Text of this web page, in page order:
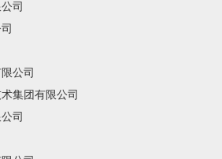
司
公司
集团有限公司
司